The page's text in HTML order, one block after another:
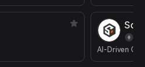
AI-Driven